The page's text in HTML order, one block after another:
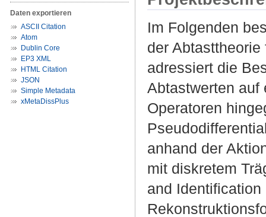
Daten exportieren
ASCII Citation
Atom
Dublin Core
EP3 XML
HTML Citation
JSON
Simple Metadata
xMetaDissPlus
Im Folgenden
der
adressiert die
Abtastwerten auf
Operatoren
anhand der
mit diskretem
and